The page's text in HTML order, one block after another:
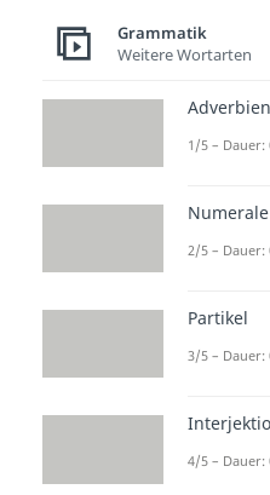
Grammatik
Weitere Wortarten
Adverbien
1/5 – Dauer:
Numerale
2/5 – Dauer:
Partikel
3/5 – Dauer:
4/5 – Dauer: